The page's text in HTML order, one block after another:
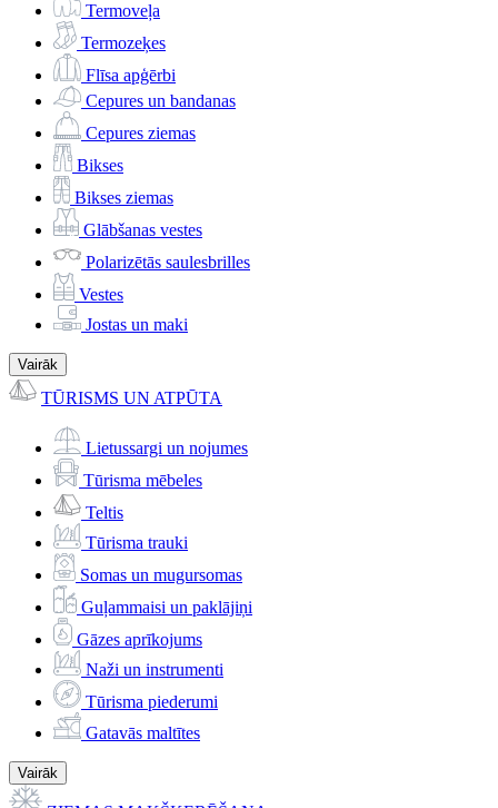
Termoveļa
Termozeķes
Flīsa apģērbi
Cepures un bandanas
Cepures ziemas
Bikses
Bikses ziemas
Glābšanas vestes
Polarizētās saulesbrilles
Vestes
Jostas un maki
Vairāk
TŪRISMS UN ATPŪTA
Lietussargi un nojumes
Tūrisma mēbeles
Teltis
Tūrisma trauki
Somas un mugursomas
Guļammaisi un paklājiņi
Gāzes aprīkojums
Naži un instrumenti
Tūrisma piederumi
Gatavās maltītes
Vairāk